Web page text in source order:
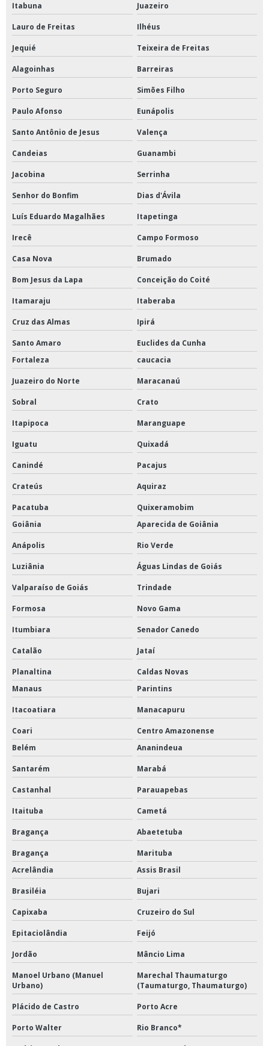
Itabuna Juazeiro
Lauro de Freitas Ilhéus
Jequié Teixeira de Freitas
Alagoinhas Barreiras
Porto Seguro Simões Filho
Paulo Afonso Eunápolis
Santo Antônio de Jesus Valença
Candeias Guanambi
Jacobina Serrinha
Senhor do Bonfim Dias d'Ávila
Luís Eduardo Magalhães Itapetinga
Irecê Campo Formoso
Casa Nova Brumado
Bom Jesus da Lapa Conceição do Coité
Itamaraju Itaberaba
Cruz das Almas Ipirá
Santo Amaro
Euclides da Cunha
Fortaleza
caucacia
Juazeiro do Norte Maracanaú
Sobral Crato
Itapipoca Maranguape
Iguatu Quixadá
Canindé Pacajus
Crateús Aquiraz
Pacatuba
Quixeramobim
Goiânia
Aparecida de Goiânia
Anápolis Rio Verde
Luziânia Águas Lindas de Goiás
Valparaíso de Goiás Trindade
Formosa Novo Gama
Itumbiara Senador Canedo
Catalão Jataí
Planaltina
Caldas Novas
Manaus
Parintins
Itacoatiara Manacapuru
Coari
Centro Amazonense
Belém
Ananindeua
Santarém Marabá
Castanhal Parauapebas
Itaituba Cametá
Bragança Abaetetuba
Bragança
Marituba
Acrelândia
Assis Brasil
Brasiléia Bujari
Capixaba Cruzeiro do Sul
Epitaciolândia Feijó
Jordão Mâncio Lima
Manoel Urbano (Manuel
Urbano)
Marechal Thaumaturgo
(Taumaturgo, Thaumaturgo)
Plácido de Castro Porto Acre
Porto Walter Rio Branco*